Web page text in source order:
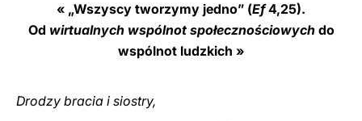
« „Wszyscy tworzymy jedno” (Ef4,25).
Od wirtualnych wspólnot społecznościowychdo
wspólnot ludzkich »
Drodzy bracia i siostry,